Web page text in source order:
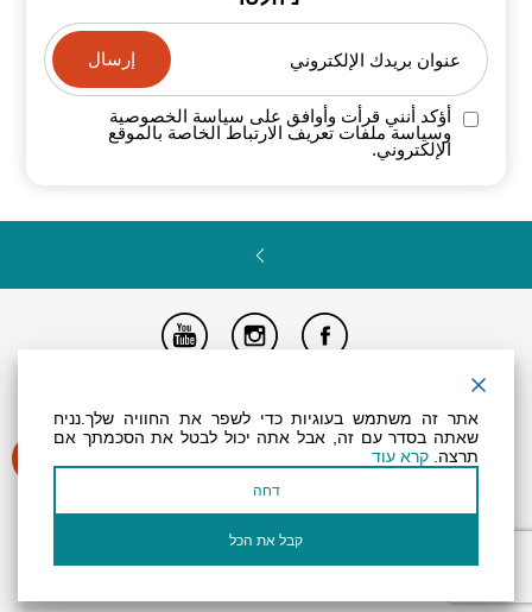
عنوان بريدك الإلكتروني
أؤكد أنني قرأت وأوافق على سياسة الخصوصية
وسياسة ملفات تعريف الارتباط الخاصة بالموقع
الإلكتروني.
جميع الحقوق محفوظة لـ "أرض (منطقة) البحر الميت ©
אתר זה משתמש בעוגיות כדי לשפר את החוויה שלך.נניח
שאתה בסדר עם זה, אבל אתה יכול לבטל את הסכמתך אם
תרצה. קרא עוד
דחה
קבל את הכל